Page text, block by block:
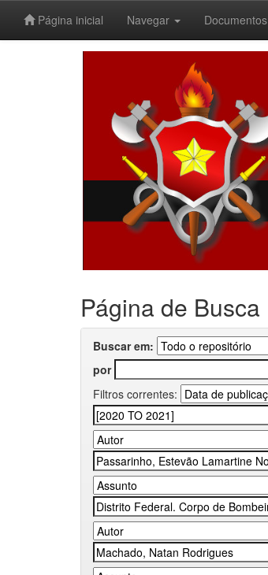
Página inicial Navegar Documentos
Página de Busca
Buscar em:
por
Filtros correntes: